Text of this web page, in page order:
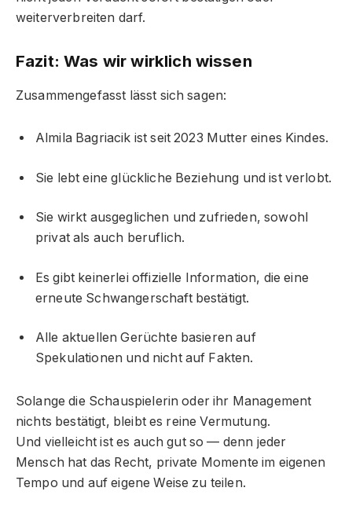
weiterverbreiten darf.
Fazit: Was wir wirklich wissen
Zusammengefasst lässt sich sagen:
Almila Bagriacik ist seit 2023 Mutter eines Kindes.
Sie lebt eine glückliche Beziehung und ist verlobt.
Sie wirkt ausgeglichen und zufrieden, sowohl
privat als auch beruflich.
Es gibt keinerlei offizielle Information, die eine
erneute Schwangerschaft bestätigt.
Alle aktuellen Gerüchte basieren auf
Spekulationen und nicht auf Fakten.
Solange die Schauspielerin oder ihr Management
nichts bestätigt, bleibt es reine Vermutung.
Und vielleicht ist es auch gut so — denn jeder
Mensch hat das Recht, private Momente im eigenen
Tempo und auf eigene Weise zu teilen.